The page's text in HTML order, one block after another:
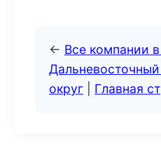
← Все компании
округ
Главная